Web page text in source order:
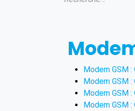
Modem GSM
Modem GSM
Modem GSM
Modem GSM